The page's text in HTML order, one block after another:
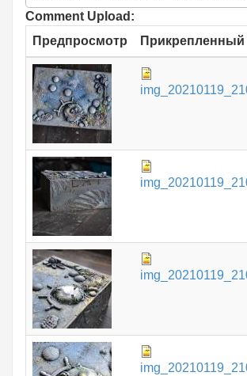
Comment Upload:
Предпросмотр